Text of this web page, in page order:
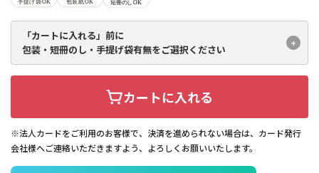
「カートに入れる」前に
包装・短冊のし・手提げ袋有無をご選択ください
カートに入れる
※法人カードをご利用のお客様で、決済を進められない場合は、カード発行
会社様へご連絡いただきますよう、よろしくお願いいたします。